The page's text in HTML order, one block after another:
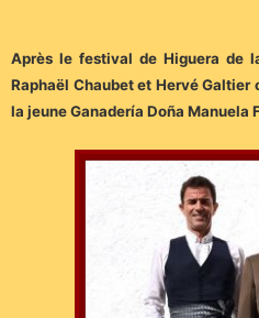
Après le festival de Higuera de
Raphaël Chaubet et Hervé
la jeune Ganadería Doña Manuela